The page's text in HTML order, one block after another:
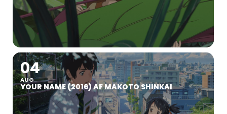
04
AUG
YOUR NAME (2016) AF MAKOTO SHINKAI